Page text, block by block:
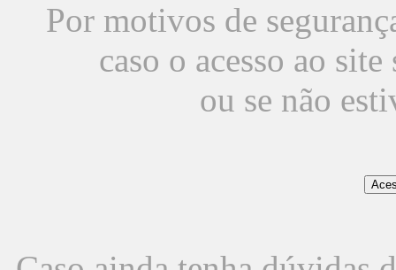
Por motivos de
caso o acesso ao
ou se não